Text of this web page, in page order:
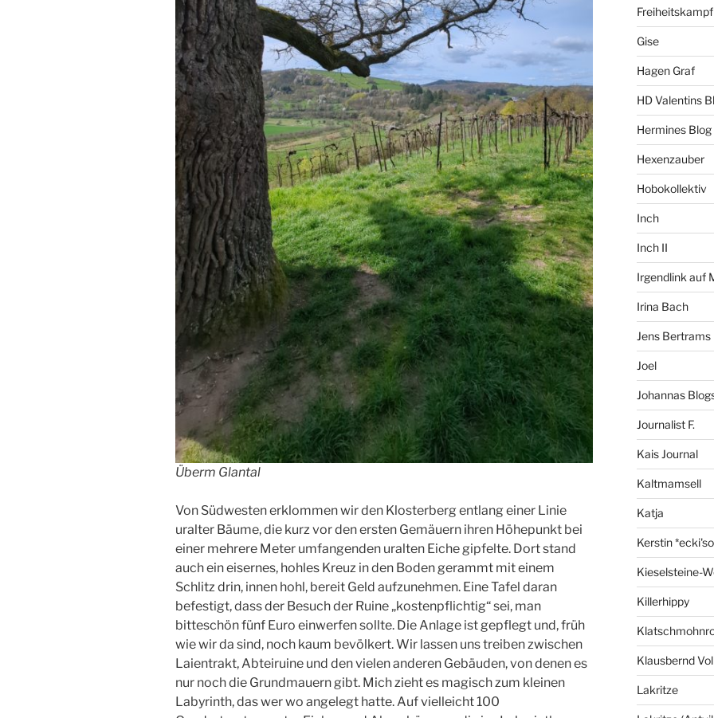
Überm Glantal
Von Südwesten erklommen wir den Klosterberg entlang einer Linie
uralter Bäume, die kurz vor den ersten Gemäuern ihren Höhepunkt bei
einer mehrere Meter umfangenden uralten Eiche gipfelte. Dort stand
auch ein eisernes, hohles Kreuz in den Boden gerammt mit einem
Schlitz drin, innen hohl, bereit Geld aufzunehmen. Eine Tafel daran
befestigt, dass der Besuch der Ruine „kostenpflichtig“ sei, man
bitteschön fünf Euro einwerfen sollte. Die Anlage ist gepflegt und, früh
wie wir da sind, noch kaum bevölkert. Wir lassen uns treiben zwischen
Laientrakt, Abteiruine und den vielen anderen Gebäuden, von denen es
nur noch die Grundmauern gibt. Mich zieht es magisch zum kleinen
Labyrinth, das wer wo angelegt hatte. Auf vielleicht 100
Freiheitskampf
Gise
Hagen Graf
HD Valentins
Hermines Blog
Hexenzauber
Hobokollektiv
Inch
Inch II
Irgendlink auf
Irina Bach
Jens Bertrams
Joel
Johannas
Journalist F.
Kais Journal
Kaltmamsell
Katja
Kerstin
Kieselsteine-
Killerhippy
Klausbernd
Lakritze